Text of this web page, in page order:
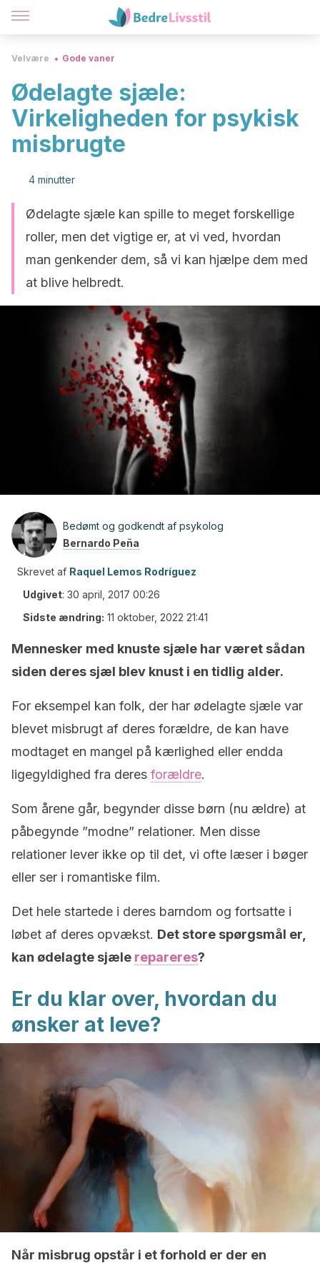
Velvære Gode vaner
Ødelagte sjæle:
Virkeligheden for psykisk
misbrugte
4 minutter
Ødelagte sjæle kan spille to meget forskellige
roller, men det vigtige er, at vi ved, hvordan
man genkender dem, så vi kan hjælpe dem med
at blive helbredt.
Bedømt og godkendt af psykolog
Bernardo Peña
Skrevet af Raquel Lemos Rodríguez
Udgivet: 30 april, 2017 00:26
Sidste ændring: 11 oktober, 2022 21:41
Mennesker med knuste sjæle har været sådan
siden deres sjæl blev knust i en tidlig alder.
For eksempel kan folk, der har ødelagte sjæle var
blevet misbrugt af deres forældre, de kan have
modtaget en mangel på kærlighed eller endda
ligegyldighed fra deres forældre.
Som årene går, begynder disse børn (nu ældre) at
påbegynde ”modne” relationer. Men disse
relationer lever ikke op til det, vi ofte læser i bøger
eller ser i romantiske film.
Det hele startede i deres barndom og fortsatte i
løbet af deres opvækst. Det store spørgsmål er,
kan ødelagte sjæle repareres?
Er du klar over, hvordan du
ønsker at leve?
Når misbrug opstår i et forhold er der en